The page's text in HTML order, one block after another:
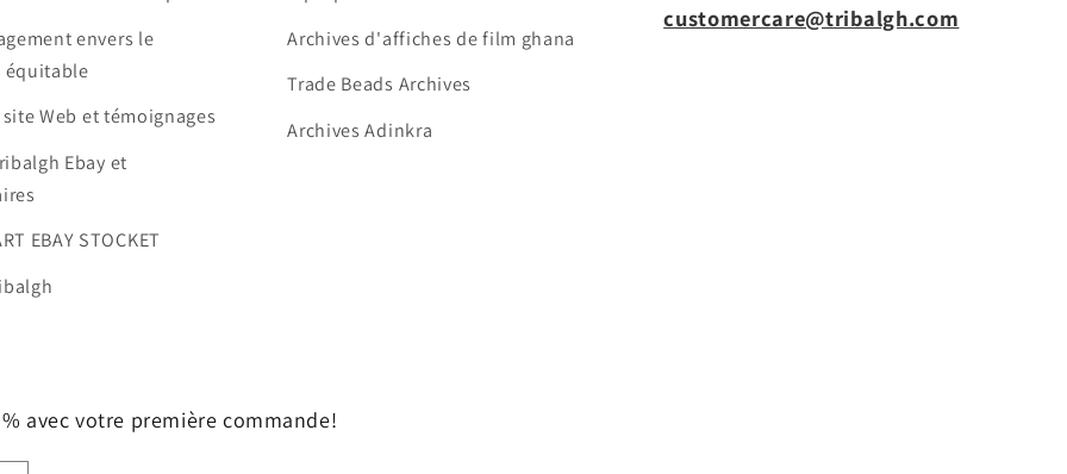
envers le
équitable
Web et témoignages
Ebay et
EBAY STOCKET
Archives d'affiches de film ghana
Trade Beads Archives
Archives Adinkra
customercare@tribalgh.com
avec votre première commande!